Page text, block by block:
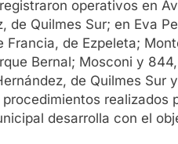
operativos en
de Quilmes Sur; en Eva
Francia, de Ezpeleta;
Bernal; Mosconi y
de Quilmes Sur
realizados
desarrolla con el